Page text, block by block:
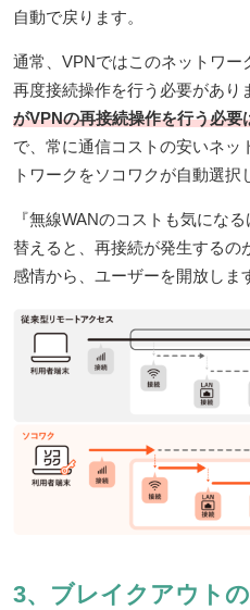
自動で戻ります。
通常、VPNではこのネットワー
再度接続操作を行う必要があり
がVPNの再接続操作を行う必要
で、常に通信コストの安いネッ
トワークをソコワクが自動選択
『無線WANのコストも気にな
替えると、再接続が発生するの
感情から、ユーザーを開放しま
3、ブレイクアウト